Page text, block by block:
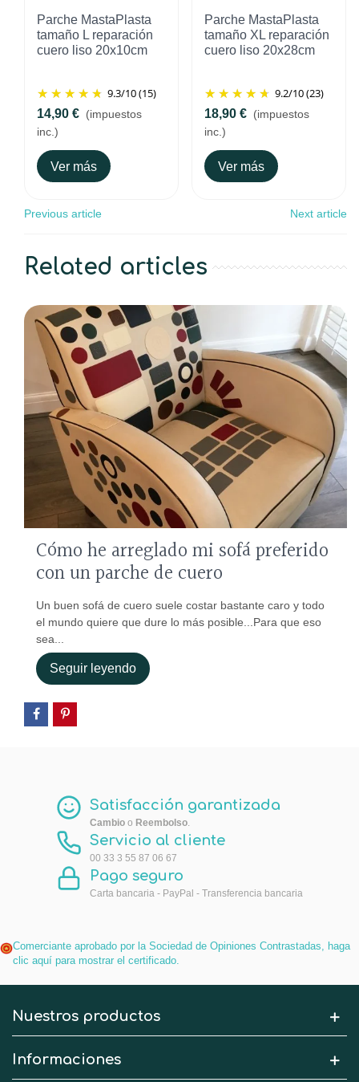
Parche MastaPlasta
tamaño L reparación
cuero liso 20x10cm
9.3/10(15)
14,90 € (impuestos
inc.)
Ver más
Parche MastaPlasta
tamaño XL reparación
cuero liso 20x28cm
9.2/10(23)
18,90 € (impuestos
inc.)
Ver más
Previous article Next article
Related articles
Cómo he arreglado mi sofá preferido
con un parche de cuero
Un buen sofá de cuero suele costar bastante caro y todo
el mundo quiere que dure lo más posible...Para que eso
sea...
Seguir leyendo
Satisfacción garantizada
Cambio o Reembolso.
Servicio al cliente
00 33 3 55 87 06 67
Pago seguro
Carta bancaria - PayPal - Transferencia bancaria
Comerciante aprobado por la Sociedad de Opiniones Contrastadas, haga
clic aquí para mostrar el certificado.
Nuestros productos
Informaciones